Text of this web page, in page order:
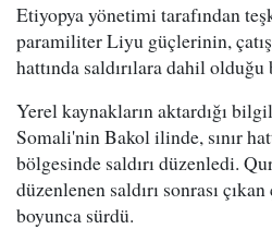
Etiyopya yönetimi tarafından
paramiliter Liyu güçlerinin,
hattında saldırılara dahil
Yerel kaynakların aktardığı
Somali'nin Bakol ilinde, sınır
bölgesinde saldırı düzenledi.
düzenlenen saldırı sonrası
boyunca sürdü.